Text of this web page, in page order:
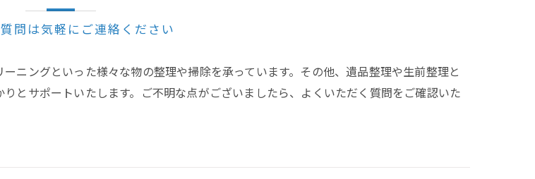
問は気軽にご連絡ください
ニングといった様々な物の整理や掃除を承っています。その他、遺品整理や生前整理と
とサポートいたします。ご不明な点がございましたら、よくいただく質問をご確認いた